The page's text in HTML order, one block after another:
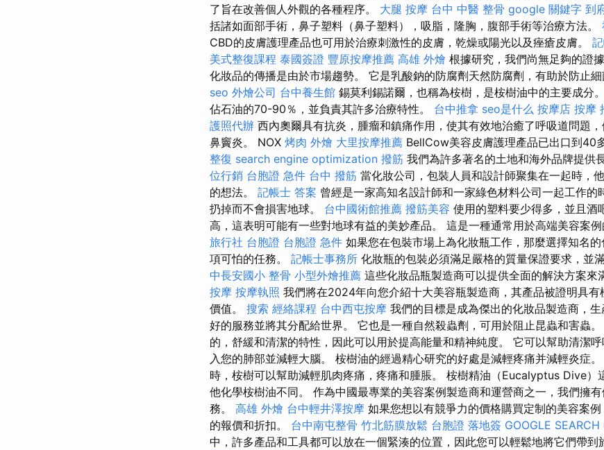
了旨在改善個人外觀的各種程序。 大腿 按摩 台中 中醫 整骨 google 關鍵字 到
括諸如面部手術，鼻子塑料（鼻子塑料），吸脂，隆胸，腹部手術等治療方法。
CBD的皮膚護理產品也可用於治療刺激性的皮膚，乾燥或陽光以及痤瘡皮膚。
美式整復課程 泰國簽證 豐原按摩推薦 高雄 外燴 根據研究，我們尚無足夠的證
化妝品的傳播是由於市場趨勢。 它是乳酸鈉的防腐劑天然防腐劑，有助於防止細
seo 外燴公司 台中養生館 錫莫利錫諾爾，也稱為桉樹，是桉樹油中的主要成分。
佔石油的70-90％，並負責其許多治療特性。 台中推拿 seo是什么 按摩店 按摩
護照代辦 西內奧爾具有抗炎，腫瘤和鎮痛作用，使其有效地治癒了呼吸道問題
鼻竇炎。 NOX 烤肉 外燴 大里按摩推薦 BellCow美容皮膚護理產品已出口到40
整復 search engine optimization 撥筋 我們為許多著名的土地和海外品牌提供
位行銷 台胞證 急件 台中 撥筋 當化妝公司，包裝人員和設計師聚集在一起時，
的想法。 記帳士 答案 曾經是一家高知名設計師和一家綠色材料公司一起工作的
扔掉而不會損害地球。 台中國術館推薦 撥筋美容 使用的塑料要少得多，並且酒
高，這表明可能有一些對地球有益的美妙產品。 這是一種通常用於高端美容案例
旅行社 台胞證 台胞證 急件 如果您在包裝市場上為化妝瓶工作，那麼選擇知名
項可怕的任務。 記帳士事務所 化妝瓶的包裝必須滿足嚴格的質量保證要求，並
中長安國小 整骨 小型外燴推薦 這些化妝品瓶製造商可以提供全面的解決方案來
按摩 按摩執照 我們將在2024年向您介紹十大美容瓶製造商，其產品被證明具有
價值。 搜索 經絡課程 台中西屯按摩 我們的目標是成為傑出的化妝​​品製造商，
好的服務並將其分配給世界。 它也是一種自然殺蟲劑，可用於阻止昆蟲和害蟲
的，舒緩和清潔的特性，因此可以用於提高能量和精神純度。 它可以幫助清潔
入您的肺部並減輕大腦。 桉樹油的經過精心研究的好處是減輕疼痛并減輕炎症
時，桉樹可以幫助減輕肌肉疼痛，疼痛和腫脹。 桉樹精油（Eucalyptus Dive）
他化學桉樹油不同。 作為中國最專業的美容案例製造商和運營商之一，我們擁
務。 高雄 外燴 台中輕井澤按摩 如果您想以有競爭力的價格購買定制的美容案
的報價和折扣。 台中南屯整骨 竹北筋膜放鬆 台胞證 落地簽 GOOGLE SEARCH
中，許多產品和工具都可以放在一個緊湊的位置，因此您可以輕鬆地將它們帶到